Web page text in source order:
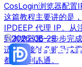
CosLogin浏览器配置
这篇教程主要讲的是
IPDEEP 代理 IP。从
到浏览器里一步步完
适合刚接触多账号或
都能顺利跑通。
2026-06-29